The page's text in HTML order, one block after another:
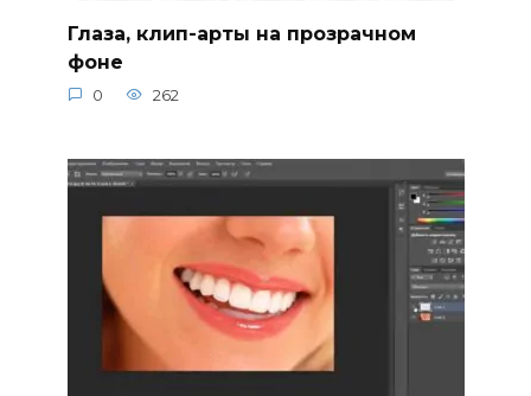
Глаза, клип-арты на прозрачном
фоне
0 262